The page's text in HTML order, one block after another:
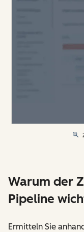
Warum der
Pipeline
Ermitteln Sie